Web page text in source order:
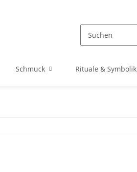
Schmuck Rituale & Symbolik